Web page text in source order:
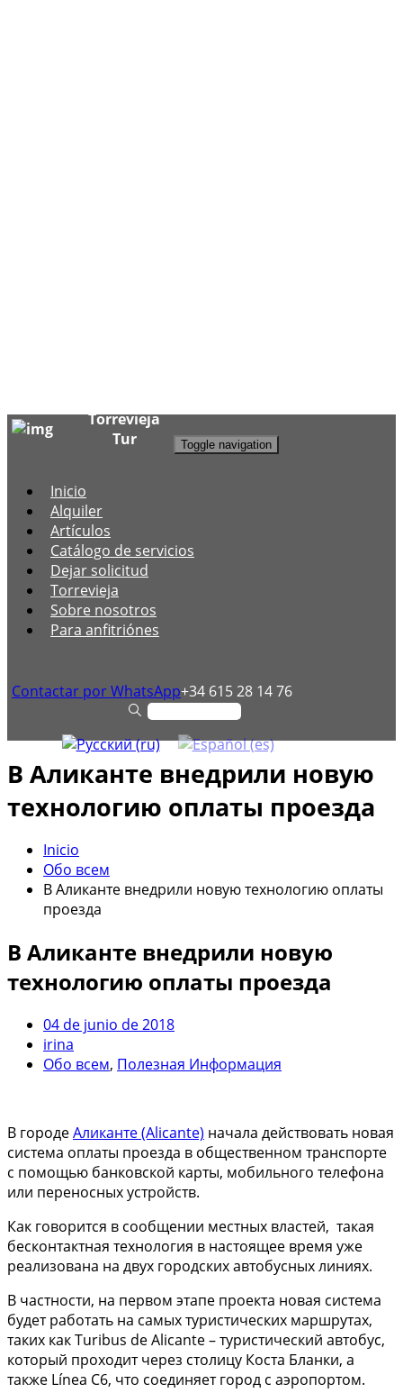
Toggle navigation
Torrevieja
Tur
Inicio
Alquiler
Artículos
Catálogo de servicios
Dejar solicitud
Torrevieja
Sobre nosotros
Para anfitriónes
Contactar por WhatsApp+34 615 28 14 76
В Аликанте внедрили новую
технологию оплаты проезда
Inicio
Обо всем
В Аликанте внедрили новую технологию оплаты
проезда
В Аликанте внедрили новую
технологию оплаты проезда
04 de junio de 2018
irina
Обо всем, Полезная Информация
В городеАликанте (Alicante) начала действовать новая
система оплаты проезда в общественном транспорте
с помощью банковской карты, мобильного телефона
или переносных устройств.
Как говорится в сообщении местных властей, такая
бесконтактная технология в настоящее время уже
реализована на двух городских автобусных линиях.
В частности, на первом этапе проекта новая система
будет работать на самых туристических маршрутах,
таких как Turibus de Alicante – туристический автобус,
который проходит через столицу Коста Бланки, а
также Línea C6, что соединяет город с аэропортом.